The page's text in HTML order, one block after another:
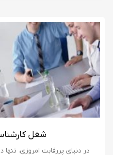
شغل
در دنیای پررقابت امروزی،